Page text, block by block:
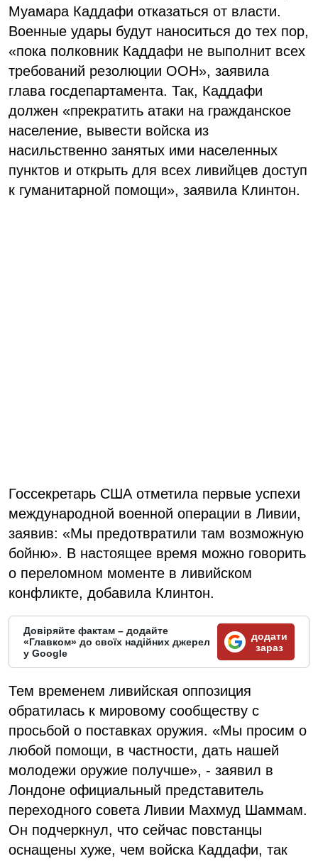
Муамара Каддафи отказаться от власти.
Военные удары будут наноситься до тех пор,
«пока полковник Каддафи не выполнит всех
требований резолюции ООН», заявила
глава госдепартамента. Так, Каддафи
должен «прекратить атаки на гражданское
население, вывести войска из
насильственно занятых ими населенных
пунктов и открыть для всех ливийцев доступ
к гуманитарной помощи», заявила Клинтон.
Госсекретарь США отметила первые успехи
международной военной операции в Ливии,
заявив: «Мы предотвратили там возможную
бойню». В настоящее время можно говорить
о переломном моменте в ливийском
конфликте, добавила Клинтон.
Довіряйте фактам – додайте
«Главком» до своїх надійних джерел
у Google
додати
зараз
Тем временем ливийская оппозиция
обратилась к мировому сообществу с
просьбой о поставках оружия. «Мы просим о
любой помощи, в частности, дать нашей
молодежи оружие получше», - заявил в
Лондоне официальный представитель
переходного совета Ливии Махмуд Шаммам.
Он подчеркнул, что сейчас повстанцы
оснащены хуже, чем войска Каддафи, так